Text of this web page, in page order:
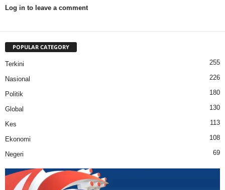
Log in to leave a comment
POPULAR CATEGORY
Terkini 255
Nasional 226
Politik 180
Global 130
Kes 113
Ekonomi 108
Negeri 69